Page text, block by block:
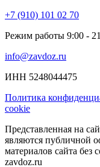
+7 (910) 101 02 70
Режим работы 9:00 -
info@zavdoz.ru
ИНН 5248044475
Политика
cookie
Представленная на
являются публичной
материалов сайта без
zavdoz.ru